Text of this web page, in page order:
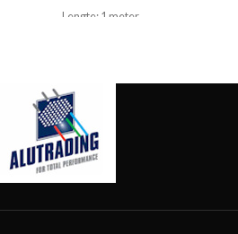
Lengte: 1 meter
Afmeting: 1000 x 290 mm
Diameter hoofdbuis: 50 mm
Wanddikte hoofdbuis: 2 mm
Diameter tussenbuis: 20 mm
Wanddikte tussenbuis: 2 mm